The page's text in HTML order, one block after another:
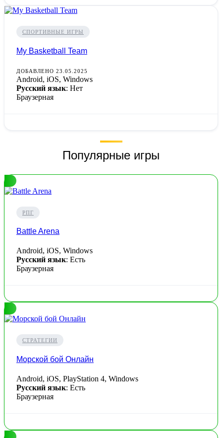
СПОРТИВНЫЕ ИГРЫ
My Basketball Team
ДОБАВЛЕНО 23.05.2025
Android, iOS, Windows
Русский язык: Нет
Браузерная
Популярные игры
РПГ
Battle Arena
Android, iOS, Windows
Русский язык: Есть
Браузерная
СТРАТЕГИИ
Морской бой Онлайн
Android, iOS, PlayStation 4, Windows
Русский язык: Есть
Браузерная